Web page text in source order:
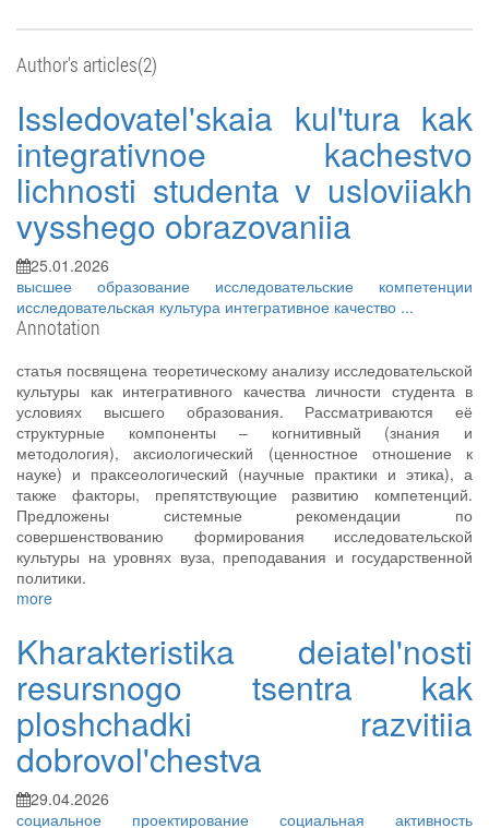
Author's articles(2)
Issledovatel'skaia kul'tura kak
integrativnoe kachestvo
lichnosti studenta v usloviiakh
vysshego obrazovaniia
25.01.2026
высшее образование исследовательские компетенции
исследовательская культура интегративное качество ...
Annotation
статья посвящена теоретическому анализу исследовательской
культуры как интегративного качества личности студента в
условиях высшего образования. Рассматриваются её
структурные компоненты – когнитивный (знания и
методология), аксиологический (ценностное отношение к
науке) и праксеологический (научные практики и этика), а
также факторы, препятствующие развитию компетенций.
Предложены системные рекомендации по
совершенствованию формирования исследовательской
культуры на уровнях вуза, преподавания и государственной
политики.
more
Kharakteristika deiatel'nosti
resursnogo tsentra kak
ploshchadki razvitiia
dobrovol'chestva
29.04.2026
социальное проектирование социальная активность